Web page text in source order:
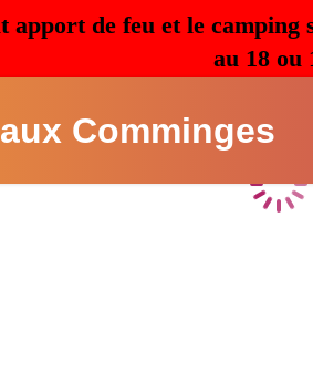
de feu et le camping
au 18 ou
Comminges